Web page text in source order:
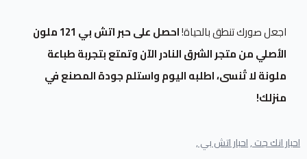
اجعل صورك تنطق بالحياة!
احصل على حبر اتش بي 121 ملون
الأصلي من متجر الشرق النادر الآن وتمتع بتجربة طباعة
ملونة لا تُنسى، اطلبه اليوم واستلم جودة المصنع في
منزلك!
احبار انك جت ,احبار اتش بي ,